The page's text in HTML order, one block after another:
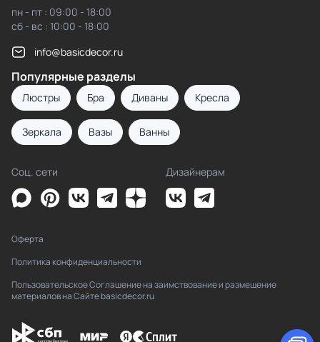
пн - пт : 09:00 - 18:00
сб - вс : 10:00 - 18:00
info@basicdecor.ru
Популярные разделы
Люстры Бра Диваны Кресла
Зеркала Вазы Ванны
Соц. сети Дизайнерам
Оферта
Политика конфиденциальности
Пользовательское Соглашение на заимствование и размещение
материалов на Сайте basicdecor.ru